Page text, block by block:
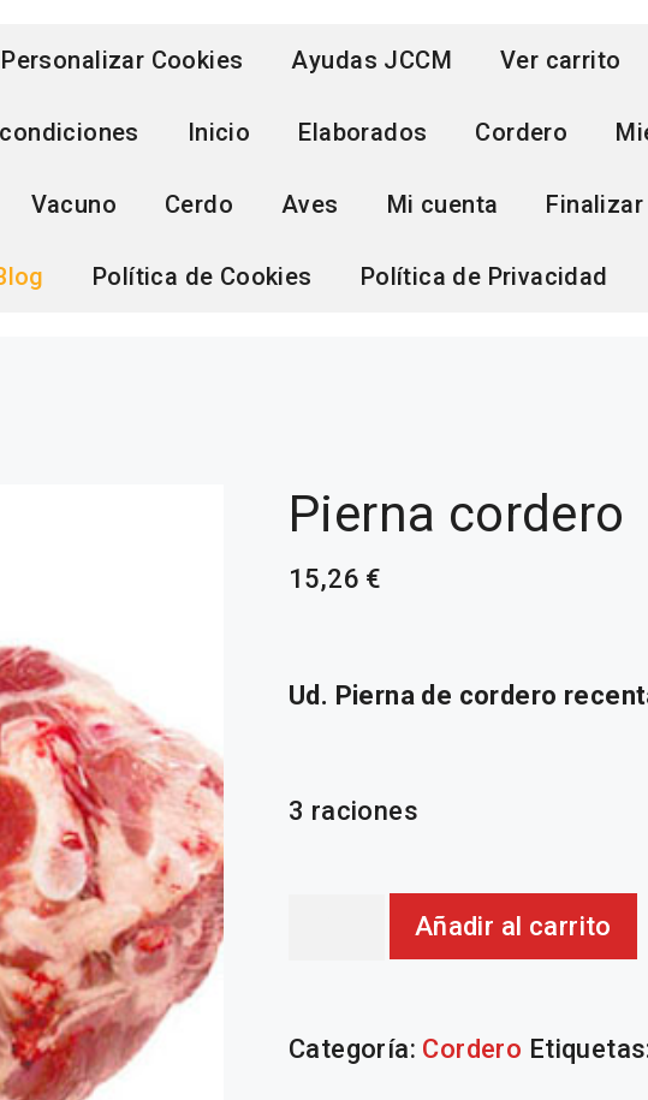
Personalizar Cookies Ayudas JCCM Ver carrito
Inicio Elaborados Cordero
Vacuno Cerdo Aves Mi cuenta
Política de Cookies Política de Privacidad
Pierna cordero
15,26 €
Ud. Pierna de cordero
3 raciones
cantidad
Añadir al carrito
Categoría: Cordero